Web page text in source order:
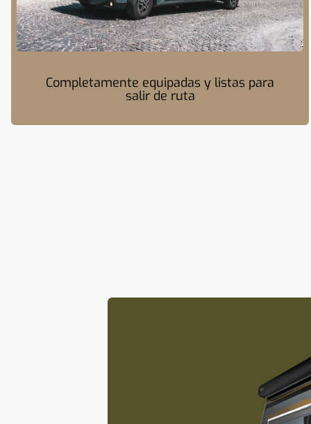
Completamente equipadas y listas para
salir de ruta